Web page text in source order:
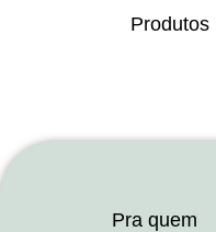
Produtos
Pra quem